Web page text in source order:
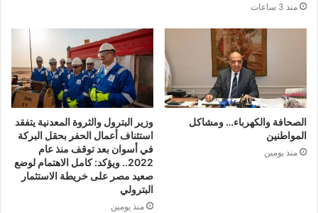
منذ 3 ساعات
الصحافة والكهرباء… ومشاكل
المواطنين
منذ يومين
وزير البترول والثروة المعدنية يتفقد
استئناف أعمال الحفر بحقل البركة
في أسوان بعد توقف منذ عام
2022.. ويؤكد: كامل الاهتمام لوضع
صعيد مصر على خريطة الاستثمار
البترولي
منذ يومين